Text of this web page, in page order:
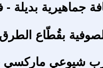
جماهيرية بديلة -
بقُطّاع
شيوعي ماركسي –